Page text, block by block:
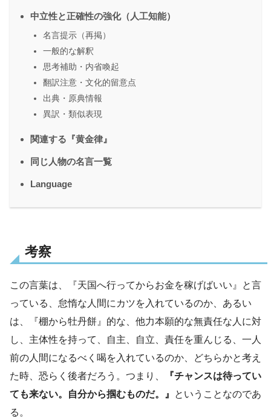
中立性と正確性の強化（人工知能）
名言提示（再掲）
一般的な解釈
思考補助・内省喚起
翻訳注意・文化的留意点
出典・原典情報
異訳・類似表現
関連する『黄金律』
同じ人物の名言一覧
Language
考察
この言葉は、『天国へ行ってからお金を稼げばいい』と言
っている、怠惰な人間にカツを入れているのか、あるい
は、『棚から牡丹餅』的な、他力本願的な無責任な人に対
し、主体性を持って、自主、自立、責任を重んじる、一人
前の人間になるべく喝を入れているのか、どちらかと考え
た時、恐らく後者だろう。つまり、
『チャンスは待ってい
ても来ない。自分から掴むものだ。』
ということなのであ
る。